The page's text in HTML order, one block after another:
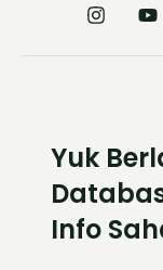
Yuk
Info